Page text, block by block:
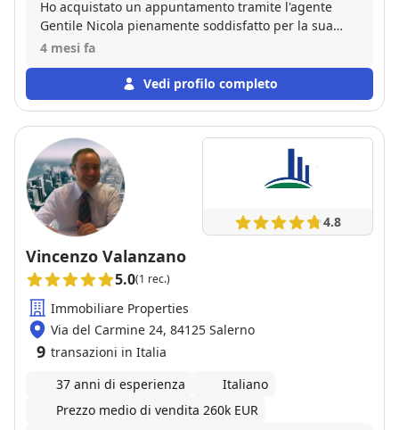
Ho acquistato un appuntamento tramite l'agente
Gentile Nicola pienamente soddisfatto per la sua
competenza tecnica. Attento alla valutazione
le fasi dell'acquisto.
4 mesi fa
Vedi profilo completo
4.8
Vincenzo Valanzano
5.0(1 rec.)
Immobiliare Properties
Via del Carmine 24, 84125 Salerno
9 transazioni in Italia
37 anni di esperienza
Italiano
Prezzo medio di vendita 260k EUR